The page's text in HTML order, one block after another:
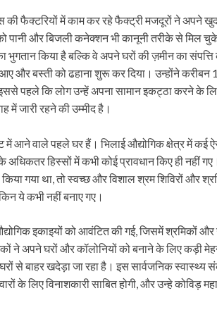
की फैक्टरियों में काम कर रहे फैक्ट्री मजदूरों ने अपने
पानी और बिजली कनेक्शन भी कानूनी तरीके से मिल
भुगतान किया है बल्कि वे अपने घरों की ज़मीन का
और बस्ती को ढहाना शुरू कर दिया। उन्होंने करीबन
पहले कि लोग उन्हें अपना सामान इकट्ठा करने के
में जारी रहने की उम्मीद है।
आने वाले पहले घर हैं। भिलाई औद्योगिक क्षेत्र में कई
हिस्सों में कभी कोई प्रावधान किए ही नहीं
गया था, तो स्वच्छ और विशाल श्रम शिविरों और
ये कभी नहीं बनाए गए।
इकाइयों को आवंटित की गई, जिसमें श्रमिकों और
ने अपने घरों और कॉलोनियों को बनाने के लिए कड़ी
से बाहर खदेड़ा जा रहा है। इस सार्वजनिक स्वास्थ्य
के लिए विनाशकारी साबित होगी, और उन्हे कोविड़